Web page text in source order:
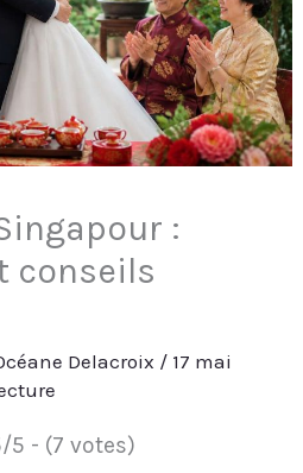
:
conseils
Delacroix / 17 mai
5 - (7 votes)